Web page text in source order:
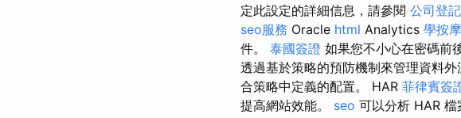
定此設定的詳細信息，請參閱 公司登記
seo服務 Oracle html Analytics 學按摩
件。 泰國簽證 如果您不小心在密碼前
透過基於策略的預防機制來管理資料外
合策略中定義的配置。 HAR 菲律賓簽
提高網站效能。 seo 可以分析 HAR 檔